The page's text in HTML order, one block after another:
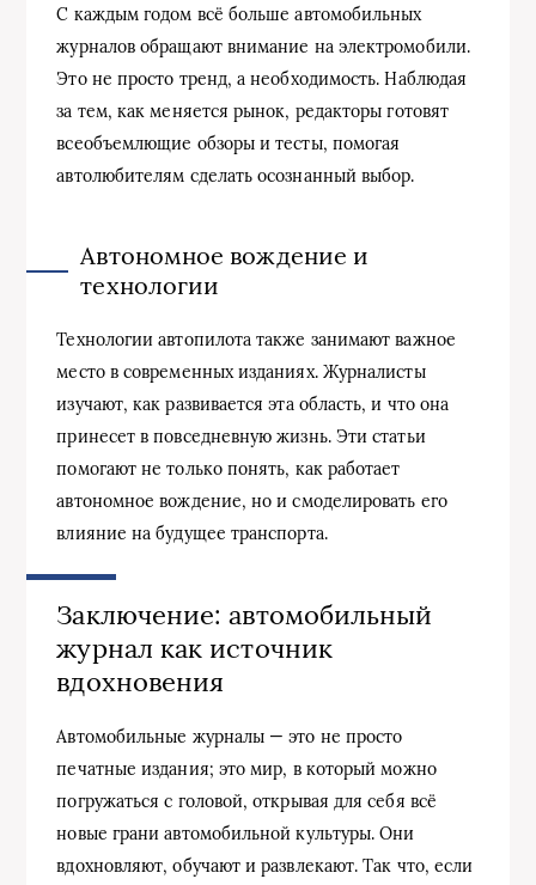
С каждым годом всё больше автомобильных
журналов обращают внимание на электромобили.
Это не просто тренд, а необходимость. Наблюдая
за тем, как меняется рынок, редакторы готовят
всеобъемлющие обзоры и тесты, помогая
автолюбителям сделать осознанный выбор.
Автономное вождение и
технологии
Технологии автопилота также занимают важное
место в современных изданиях. Журналисты
изучают, как развивается эта область, и что она
принесет в повседневную жизнь. Эти статьи
помогают не только понять, как работает
автономное вождение, но и смоделировать его
влияние на будущее транспорта.
Заключение: автомобильный
журнал как источник
вдохновения
Автомобильные журналы — это не просто
печатные издания; это мир, в который можно
погружаться с головой, открывая для себя всё
новые грани автомобильной культуры. Они
вдохновляют, обучают и развлекают. Так что, если